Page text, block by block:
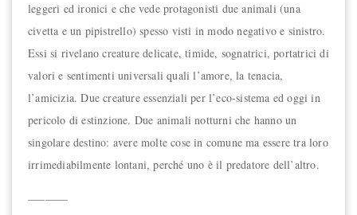
leggeri ed ironici e che vede protagonisti due animali (una
civetta e un pipistrello) spesso visti in modo negativo e sinistro.
Essi si rivelano creature delicate, timide, sognatrici, portatrici di
valori e sentimenti universali quali l’amore, la tenacia,
l’amicizia. Due creature essenziali per l’eco-sistema ed oggi in
pericolo di estinzione. Due animali notturni che hanno un
singolare destino: avere molte cose in comune ma essere tra loro
irrimediabilmente lontani, perché uno è il predatore dell’altro.